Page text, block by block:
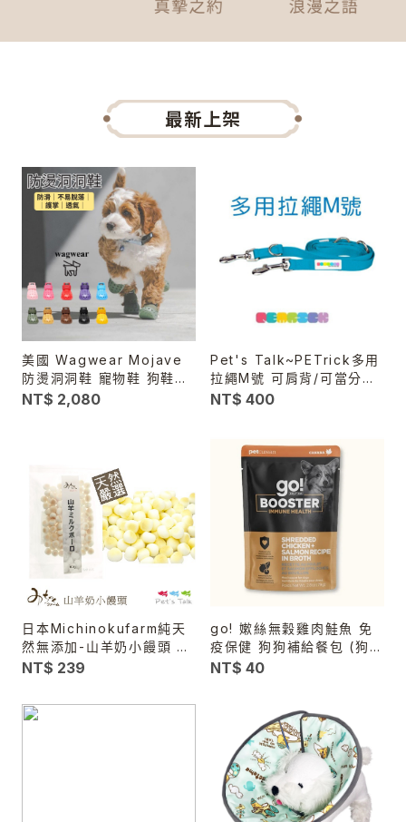
最新上架
美國 Wagwear Mojave
防燙洞洞鞋 寵物鞋 狗鞋子
透氣防滑 不掉鞋 散步鞋 柏
NT$ 2,080
Pet's Talk~PETrick多用
拉繩M號 可肩背/可當分牽
繩.可自由變化長短
NT$ 400
日本Michinokufarm純天
然無添加-山羊奶小饅頭 訓
練塞食都適合!
NT$ 239
go! 嫰絲無穀雞肉鮭魚 免
疫保健 狗狗補給餐包 (狗罐
頭|副食罐)
NT$ 40